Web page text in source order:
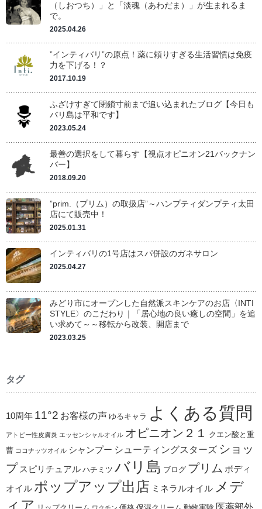
（しおつち）」と「淡魂（あわだま）」が生まれるま
で。
2025.04.26
”インティバリ”の原点！薬に頼りすぎる生活習慣は免疫
力を下げる！？
2017.10.19
ふざけすぎて閉鎖寸前まで追い込まれたブログ【今日も
バリ島は平和です】
2023.05.24
最善の選択をして暮らす【視点オピニオン21バックナン
バー】
2018.09.20
”prim.（プリム）の取扱店”～ハンプティダンプティ太田
店にて販売中！
2025.01.31
インティバリの1号店はスパ併設のガネサロン
2025.04.27
みどり市にオープンした自然派スキンケアのお店〈INTI
STYLE〉のこだわり｜「居心地の良い癒しの空間」を追
い求めて～～移転から改装、開店まで
2023.03.25
タグ
10周年 11°2 お客様の声 ゆるキャラ よくある質問
アトピー性皮膚炎 エッセンシャルオイル オピニオン２１ クエン酸と重
曹 ココナッツオイル シャンプー シューティングスターズ ショッ
プ スピリチュアル ハチミツ バリ島 ブログ プリム ボディ
オイル ポップアップ出店 ミネラルオイル メデ
ィア
医薬部外